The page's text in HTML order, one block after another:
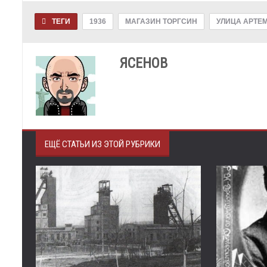
ТЕГИ 1936 МАГАЗИН ТОРГСИН УЛИЦА
ЯСЕНОВ
ЕЩЁ СТАТЬИ ИЗ ЭТОЙ РУБРИКИ